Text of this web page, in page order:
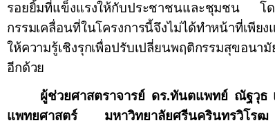
รอยยิ้มที่แข็งแรงให้กับประชาชนและชุมชน โด
กรรมเคลื่อนที่ในโครงการนี้จึงไม่ได้ทำหน้าที่เพีย
ให้ความรู้เชิงรุกเพื่อปรับเปลี่ยนพฤติกรรมสุขอนา
อีกด้วย
ผู้ช่วยศาสตราจารย์ ดร.ทันตแพทย์ ณัฐวุ
แพทยศาสตร์ มหาวิทยาลัยศรีนครินทรวิโ